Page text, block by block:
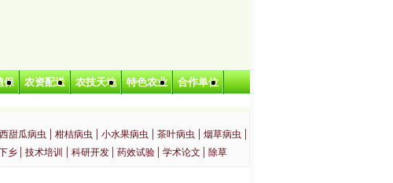
保 农资配送 农技天地 特色农业 合作单位
西甜瓜病虫 | 柑桔病虫 | 小水果病虫 | 茶叶病虫 | 烟草病虫 |
乡 | 技术培训 | 科研开发 | 药效试验 | 学术论文 | 除草